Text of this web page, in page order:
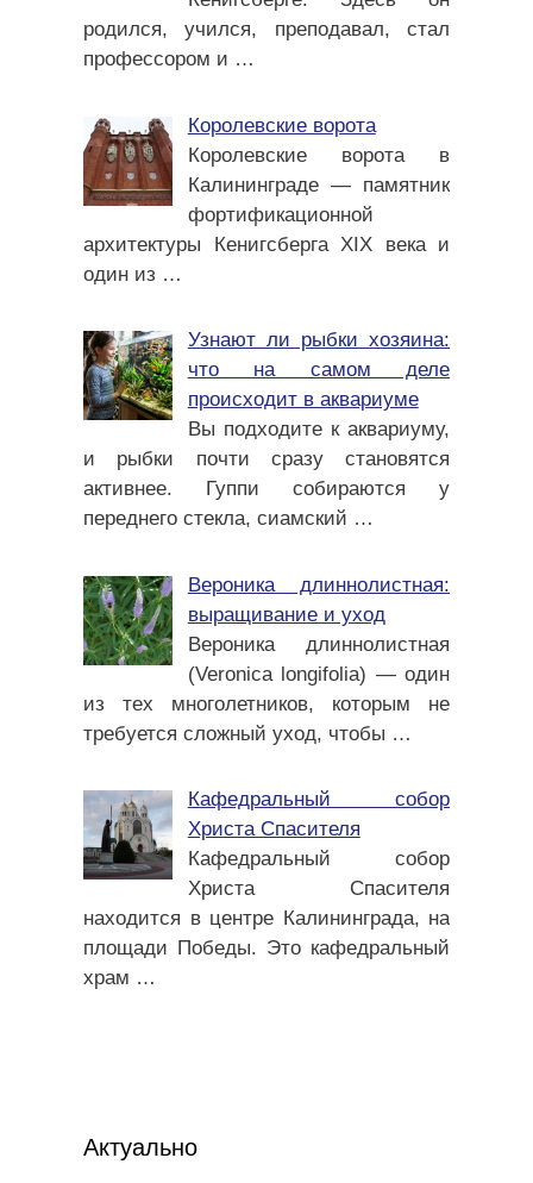
родился, учился, преподавал, стал
профессором и …
Королевские ворота
Королевские ворота в
Калининграде — памятник
фортификационной
архитектуры Кенигсберга XIX века и
один из …
Узнают ли рыбки хозяина:
что на самом деле
происходит в аквариуме
Вы подходите к аквариуму,
и рыбки почти сразу становятся
активнее. Гуппи собираются у
переднего стекла, сиамский …
Вероника длиннолистная:
выращивание и уход
Вероника длиннолистная
(Veronica longifolia) — один
из тех многолетников, которым не
требуется сложный уход, чтобы …
Кафедральный собор
Христа Спасителя
Кафедральный собор
Христа Спасителя
находится в центре Калининграда, на
площади Победы. Это кафедральный
храм …
Актуально